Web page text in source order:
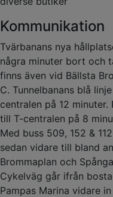
Kommunikation
Tvärbanans nya
några minuter bort och
finns även vid Bällsta
C. Tunnelbanans blå
centralen på 12
till T-centralen på 8
Med buss 509, 152 &
sedan vidare till bland
Brommaplan och
Cykelväg går ifrån
Pampas Marina vidare